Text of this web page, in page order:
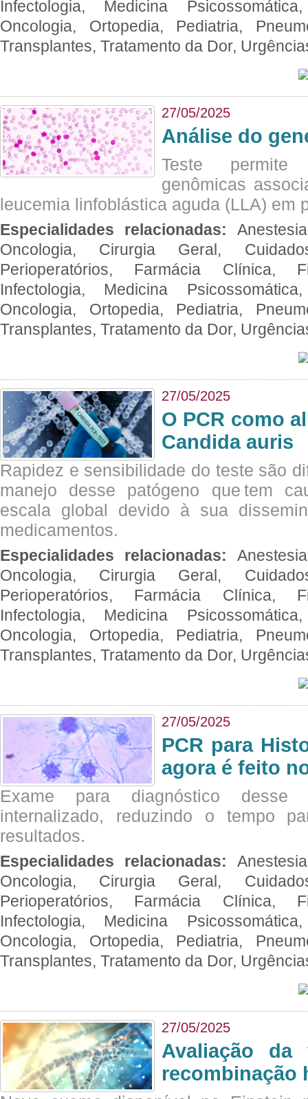
Infectologia, Medicina
Oncologia, Ortopedia, Pediatria,
Transplantes, Tratamento da Dor,
27/05/2025
Análise do
Teste permite
genômicas
leucemia linfoblástica aguda (LLA) em
Especialidades relacionadas:
Oncologia, Cirurgia Geral,
Perioperatórios, Farmácia Clínica,
Infectologia, Medicina
Oncologia, Ortopedia, Pediatria,
Transplantes, Tratamento da Dor,
27/05/2025
O PCR como
Candida auris
Rapidez e sensibilidade do teste são
manejo desse patógeno que tem
escala global devido à sua
medicamentos.
Especialidades relacionadas:
Oncologia, Cirurgia Geral,
Perioperatórios, Farmácia Clínica,
Infectologia, Medicina
Oncologia, Ortopedia, Pediatria,
Transplantes, Tratamento da Dor,
27/05/2025
PCR para
agora é feito
Exame para diagnóstico desse
internalizado, reduzindo o tempo
resultados.
Especialidades relacionadas:
Oncologia, Cirurgia Geral,
Perioperatórios, Farmácia Clínica,
Infectologia, Medicina
Oncologia, Ortopedia, Pediatria,
Transplantes, Tratamento da Dor,
27/05/2025
Avaliação
recombinação